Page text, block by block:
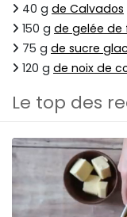
40 g de Calvados
150 g de gelée de
75 g de sucre
120 g de noix de
Le top des